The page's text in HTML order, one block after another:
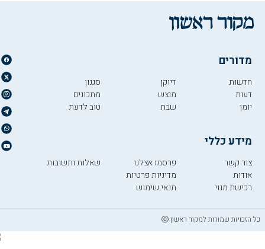
מדורים
חדשות
דעות
יומן
דיוקן
מוצש
שבת
סגנון
מתכונים
טוב לדעת
מידע כללי
צור קשר
אודות
רכישת מנוי
פרסמו אצלנו
מדיניות פרטיות
תנאי שימוש
שאלות ותשובות
כל הזכויות שמורות למקור ראשון ⓒ